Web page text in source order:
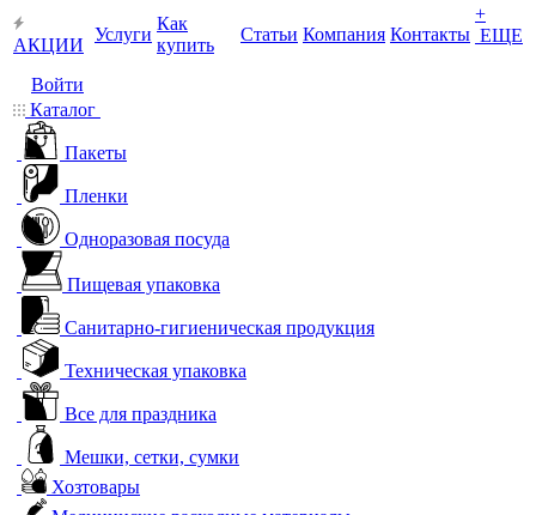
АКЦИИ
Услуги
Как
купить
Статьи Компания Контакты
+
ЕЩЕ
Войти
Каталог
Пакеты
Пленки
Одноразовая посуда
Пищевая упаковка
Санитарно-гигиеническая продукция
Техническая упаковка
Все для праздника
Мешки, сетки, сумки
Хозтовары